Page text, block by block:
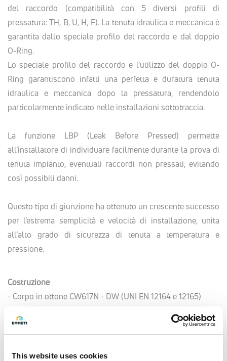
This website uses cookies
del raccordo (compatibilità con 5 diversi profili di
pressatura: TH, B, U, H, F). La tenuta idraulica e meccanica è
garantita dallo speciale profilo del raccordo e dal doppio
O-Ring.
Lo speciale profilo del raccordo e l’utilizzo del doppio O-
Ring garantiscono infatti una perfetta e duratura tenuta
idraulica e meccanica dopo la pressatura, rendendolo
particolarmente indicato nelle installazioni sottotraccia.
La funzione LBP (Leak Before Pressed) permette
all’installatore di individuare facilmente durante la prova di
tenuta impianto, eventuali raccordi non pressati, evitando
così possibili danni.
Questo tipo di giunzione ha ottenuto un crescente successo
per l’estrema semplicità e velocità di installazione, unita
all’alto grado di sicurezza di tenuta a temperatura e
pressione.
Costruzione
- Corpo in ottone CW617N - DW (UNI EN 12164 e 12165)
- Bussola in acciaio inox AISI 304
- Doppio O-Ring in EPDM
- Filettature UNI EN ISO 228-1, UNI EN 10226